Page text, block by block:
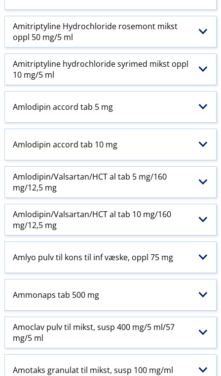
Amitriptyline Hydrochloride rosemont mikst
oppl 50 mg/5 ml
Amitriptyline hydrochloride syrimed mikst oppl
10 mg/5 ml
Amlodipin accord tab 5 mg
Amlodipin accord tab 10 mg
Amlodipin​/​Valsartan​/​HCT al tab 5 mg/160
mg/12,5 mg
Amlodipin​/​Valsartan​/​HCT al tab 10 mg/160
mg/12,5 mg
Amlyo pulv til kons til inf væske, oppl 75 mg
Ammonaps tab 500 mg
Amoclav pulv til mikst, susp 400 mg/5 ml/57
mg/5 ml
Amotaks granulat til mikst, susp 100 mg/ml